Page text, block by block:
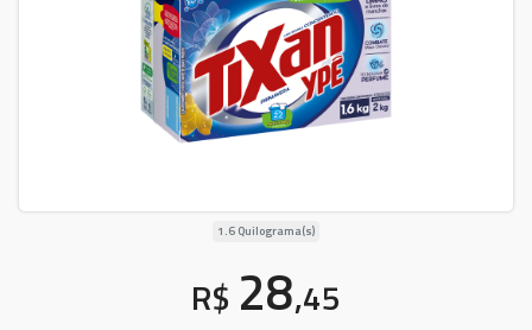
1.6 Quilograma(s)
R$ 28,45